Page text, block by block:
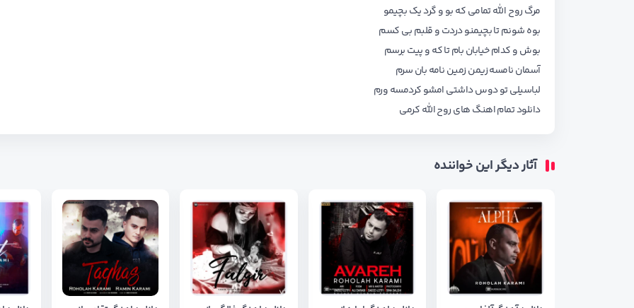
مرگ روح الله تمامی که بو و گرد یک بچیمو
بوه شونم تا بچیمنو دردت و قلبم بی کسم
بوش و کدام خیابان بام تا که و پیت برسم
آسمان نامسه زیمن زمین نامه بان سرم
لباسیلی تو دوس داشتی امشو کردمسه ورم
دانلود تمام اهنگ هایروح الله کرمی
آثار دیگر این خواننده